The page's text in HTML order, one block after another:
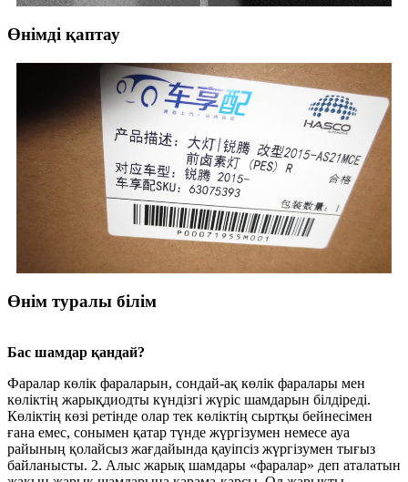
Өнімді қаптау
Өнім туралы білім
Бас шамдар қандай?
Фаралар көлік фараларын, сондай-ақ көлік фаралары мен
көліктің жарықдиодты күндізгі жүріс шамдарын білдіреді.
Көліктің көзі ретінде олар тек көліктің сыртқы бейнесімен
ғана емес, сонымен қатар түнде жүргізумен немесе ауа
райының қолайсыз жағдайында қауіпсіз жүргізумен тығыз
байланысты. 2. Алыс жарық шамдары «фаралар» деп аталатын